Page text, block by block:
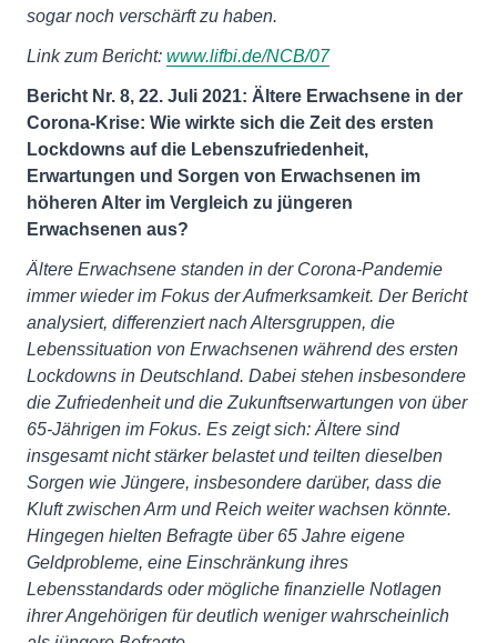
sogar noch verschärft zu haben.
Link zum Bericht: www.lifbi.de/NCB/07
Bericht Nr. 8, 22. Juli 2021: Ältere Erwachsene in der
Corona-Krise: Wie wirkte sich die Zeit des ersten
Lockdowns auf die Lebenszufriedenheit,
Erwartungen und Sorgen von Erwachsenen im
höheren Alter im Vergleich zu jüngeren
Erwachsenen aus?
Ältere Erwachsene standen in der Corona-Pandemie
immer wieder im Fokus der Aufmerksamkeit. Der Bericht
analysiert, differenziert nach Altersgruppen, die
Lebenssituation von Erwachsenen während des ersten
Lockdowns in Deutschland. Dabei stehen insbesondere
die Zufriedenheit und die Zukunftserwartungen von über
65-Jährigen im Fokus. Es zeigt sich: Ältere sind
insgesamt nicht stärker belastet und teilten dieselben
Sorgen wie Jüngere, insbesondere darüber, dass die
Kluft zwischen Arm und Reich weiter wachsen könnte.
Hingegen hielten Befragte über 65 Jahre eigene
Geldprobleme, eine Einschränkung ihres
Lebensstandards oder mögliche finanzielle Notlagen
ihrer Angehörigen für deutlich weniger wahrscheinlich